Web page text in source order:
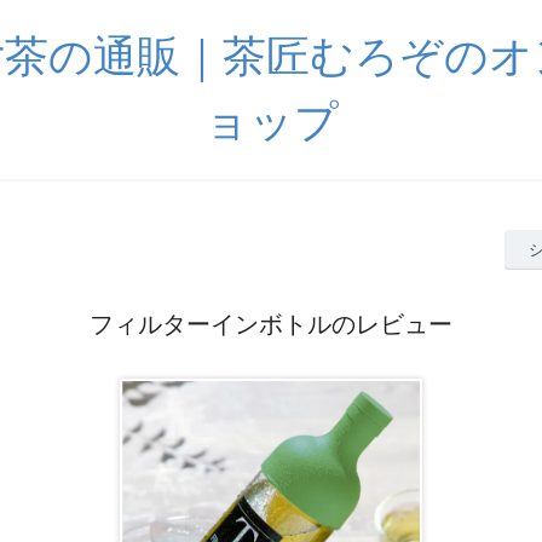
の通販｜茶匠むろぞの
ョップ
フィルターインボトルのレビュー